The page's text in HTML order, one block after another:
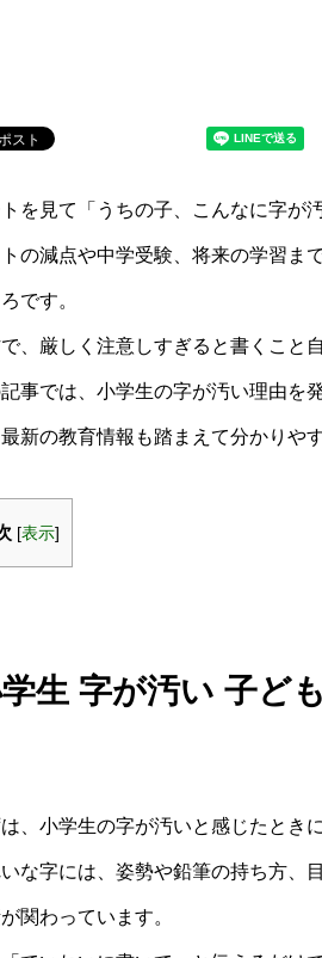
トを見て「うちの子、こんなに字が
の減点や中学受験、将来の学習ま
です。
、厳しく注意しすぎると書くこと
事では、小学生の字が汚い理由を
新の教育情報も踏まえて分かりや
[表示]
生 字が汚い 子ど
は、小学生の字が汚いと感じたとき
な字には、姿勢や鉛筆の持ち方、
関わっています。